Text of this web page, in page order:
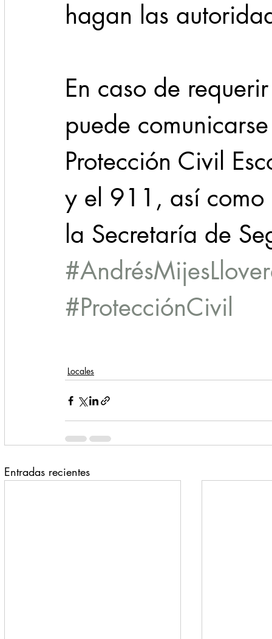
hagan las
En caso de
puede
Protección Civil
y el 911, así
la Secretaría de
#ProtecciónCivil
Locales
Entradas recientes